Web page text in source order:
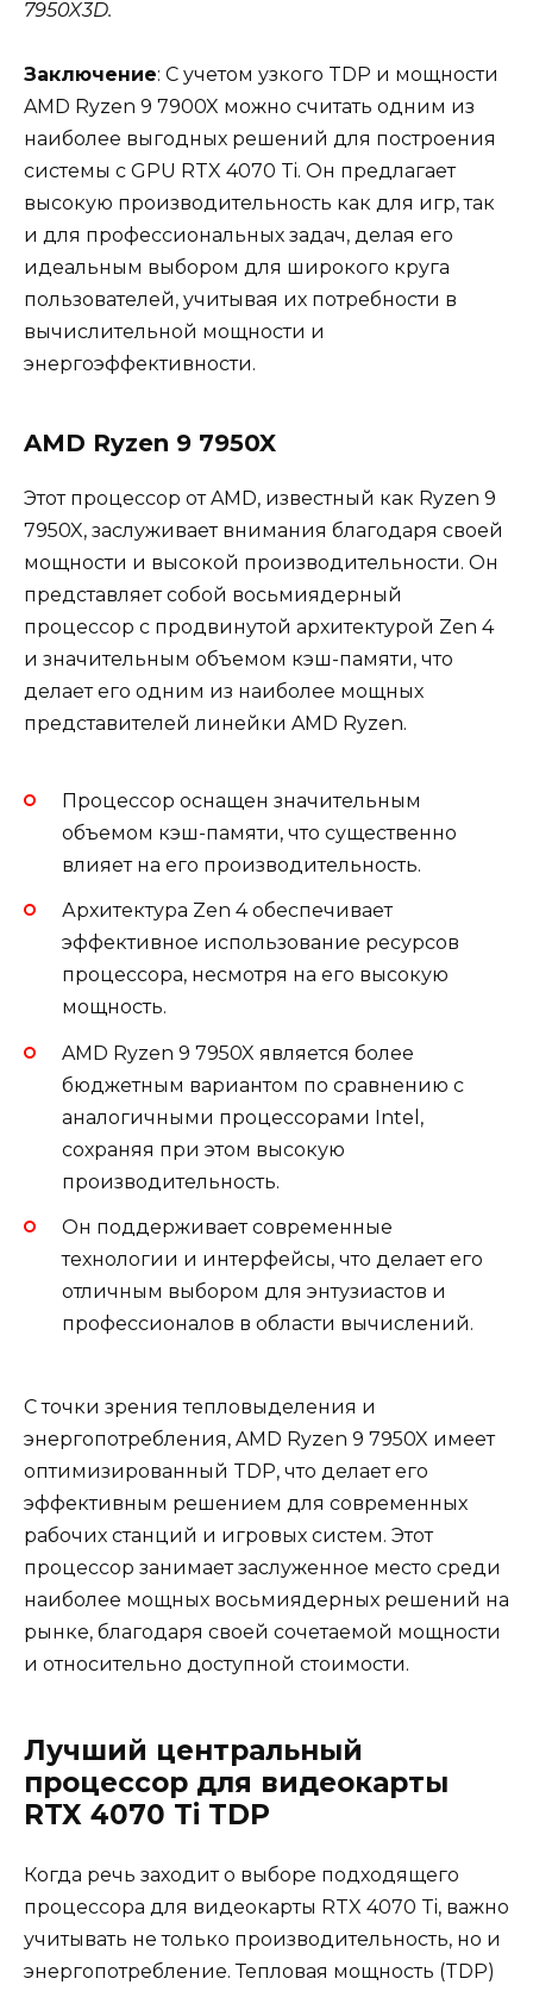
7950X3D.
Заключение: С учетом узкого TDP и мощности
AMD Ryzen 9 7900X можно считать одним из
наиболее выгодных решений для построения
системы с GPU RTX 4070 Ti. Он предлагает
высокую производительность как для игр, так
и для профессиональных задач, делая его
идеальным выбором для широкого круга
пользователей, учитывая их потребности в
вычислительной мощности и
энергоэффективности.
AMD Ryzen 9 7950X
Этот процессор от AMD, известный как Ryzen 9
7950X, заслуживает внимания благодаря своей
мощности и высокой производительности. Он
представляет собой восьмиядерный
процессор с продвинутой архитектурой Zen 4
и значительным объемом кэш-памяти, что
делает его одним из наиболее мощных
представителей линейки AMD Ryzen.
Процессор оснащен значительным
объемом кэш-памяти, что существенно
влияет на его производительность.
Архитектура Zen 4 обеспечивает
эффективное использование ресурсов
процессора, несмотря на его высокую
мощность.
AMD Ryzen 9 7950X является более
бюджетным вариантом по сравнению с
аналогичными процессорами Intel,
сохраняя при этом высокую
производительность.
Он поддерживает современные
технологии и интерфейсы, что делает его
отличным выбором для энтузиастов и
профессионалов в области вычислений.
С точки зрения тепловыделения и
энергопотребления, AMD Ryzen 9 7950X имеет
оптимизированный TDP, что делает его
эффективным решением для современных
рабочих станций и игровых систем. Этот
процессор занимает заслуженное место среди
наиболее мощных восьмиядерных решений на
рынке, благодаря своей сочетаемой мощности
и относительно доступной стоимости.
Лучший центральный
процессор для видеокарты
RTX 4070 Ti TDP
Когда речь заходит о выборе подходящего
процессора для видеокарты RTX 4070 Ti, важно
учитывать не только производительность, но и
энергопотребление. Тепловая мощность (TDP)